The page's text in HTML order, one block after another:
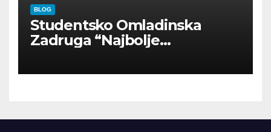
BLOG
Studentsko Omladinska
Zadruga “Najbolje